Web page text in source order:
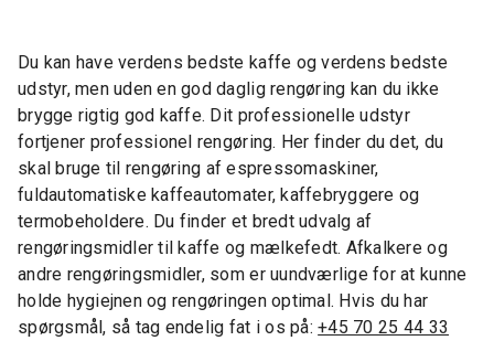
Du kan have verdens bedste kaffe og verdens bedste
udstyr, men uden en god daglig rengøring kan du ikke
brygge rigtig god kaffe. Dit professionelle udstyr
fortjener professionel rengøring. Her finder du det, du
skal bruge til rengøring af espressomaskiner,
fuldautomatiske kaffeautomater, kaffebryggere og
termobeholdere. Du finder et bredt udvalg af
rengøringsmidler til kaffe og mælkefedt. Afkalkere og
andre rengøringsmidler, som er uundværlige for at kunne
holde hygiejnen og rengøringen optimal. Hvis du har
spørgsmål, så tag endelig fat i os på:+45 70 25 44 33